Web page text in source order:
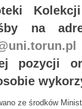
na
pozycji
ze środków